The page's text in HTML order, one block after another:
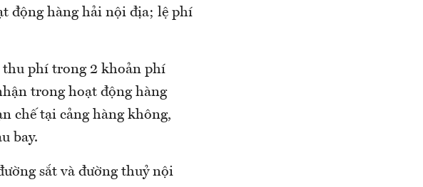
động hàng hải nội địa; lệ phí
phí trong 2 khoản phí
trong hoạt động hàng
chế tại cảng hàng không,
bay.
sắt và đường thuỷ nội